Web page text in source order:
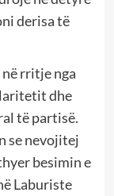
derisa të
rritje nga
dhe
të partisë.
se nevojitej
besimin e
Laburiste